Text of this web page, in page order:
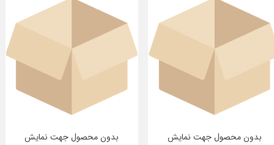
بدون محصول جهت نمایش
بدون محصول جهت نمایش